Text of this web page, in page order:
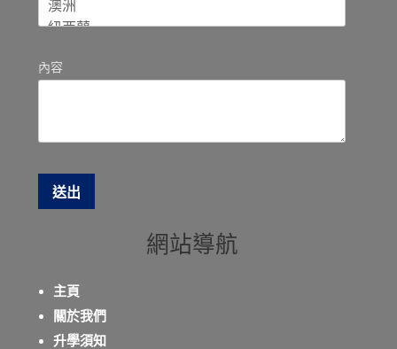
內容
網站導航
主頁
關於我們
升學須知